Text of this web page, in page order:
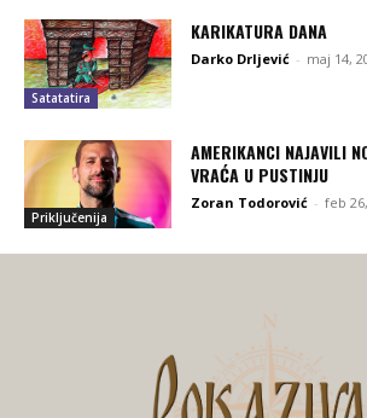
Satatatira
KARIKATURA DANA
Darko Drljević - maj 14,
Priključenija
AMERIKANCI NAJAVILI
VRAĆA U PUSTINJU
Zoran Todorović - feb